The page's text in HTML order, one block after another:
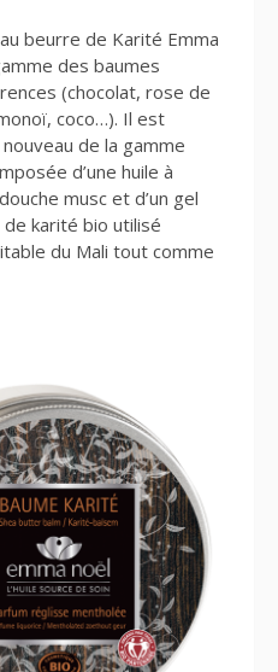
au beurre de Karité Emma
des baumes
(chocolat, rose de
coco…). Il est
de la gamme
d’une huile à
musc et d’un gel
karité bio utilisé
du Mali tout comme